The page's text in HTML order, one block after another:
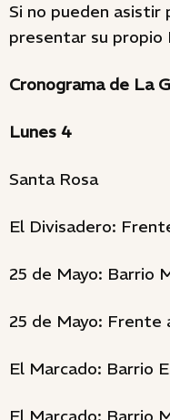
Si no pueden
presentar su propio
Cronograma de La
Lunes 4
Santa Rosa
El Divisadero:
25 de Mayo: Barrio
25 de Mayo: Frente
El Marcado: Barrio